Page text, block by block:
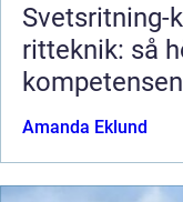
Svetsritning-
ritteknik: så
Amanda Eklund